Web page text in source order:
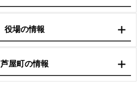
役場の情報
芦屋町の情報